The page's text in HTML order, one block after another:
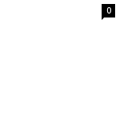
0